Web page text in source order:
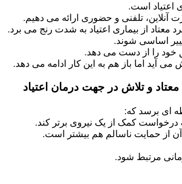
اعتیاد است.
آنلاین، تلفنی و حضوری ارائه می دهیم.
معتاد از بیماری اعتیاد به شدت رنج می برد.
اساسی شوند.
خود را از دست می دهد.
آید اما باز هم به این کار ادامه می دهد.
و تلاش در جهت درمان اعتیاد
ای برسد که:
به درخواست کمک از یک نیروی برتر کند.
از حمایت ناسالم هم بیشتر است.
مرتبط شود.